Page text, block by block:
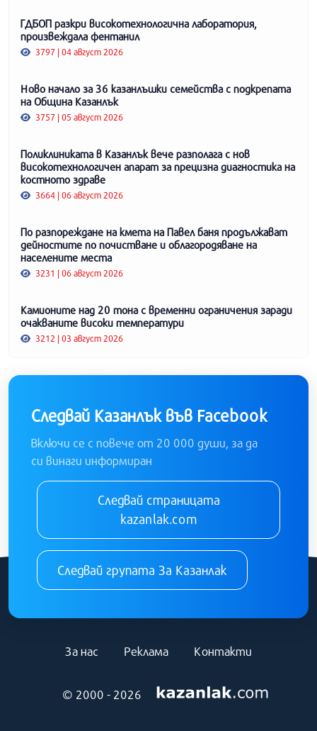
ГДБОП разкри високотехнологична лаборатория,
произвеждала фентанил
3797 | 04 август 2026
Ново начало за 36 казанлъшки семейства с подкрепата
на Община Казанлък
3757 | 05 август 2026
Поликлиниката в Казанлък вече разполага с нов
високотехнологичен апарат за прецизна диагностика на
костното здраве
3664 | 06 август 2026
По разпореждане на кмета на Павел баня продължават
дейностите по почистване и облагородяване на
населените места
3231 | 06 август 2026
Камионите над 20 тона с временни ограничения заради
очакваните високи температури
3212 | 03 август 2026
Следвай Казанлък във Facebook
Включи се с повече от 20 000 души, за да
си винаги информиран
Следвай страницата
kazanlak.com
Следвай групата За Казанлак
© 2000 - 2026
За нас Реклама Контакти